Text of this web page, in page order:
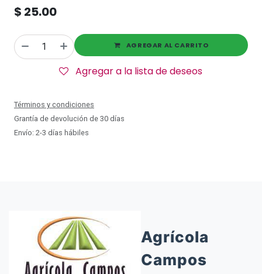
$ 25.00
AGREGAR AL CARRITO
Agregar a la lista de deseos
Términos y condiciones
Grantía de devolución de 30 días
Envío: 2-3 días hábiles
Agrícola
Campos